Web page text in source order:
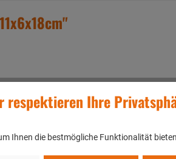
respektieren Ihre
Ihnen die bestmögliche Funktionalität